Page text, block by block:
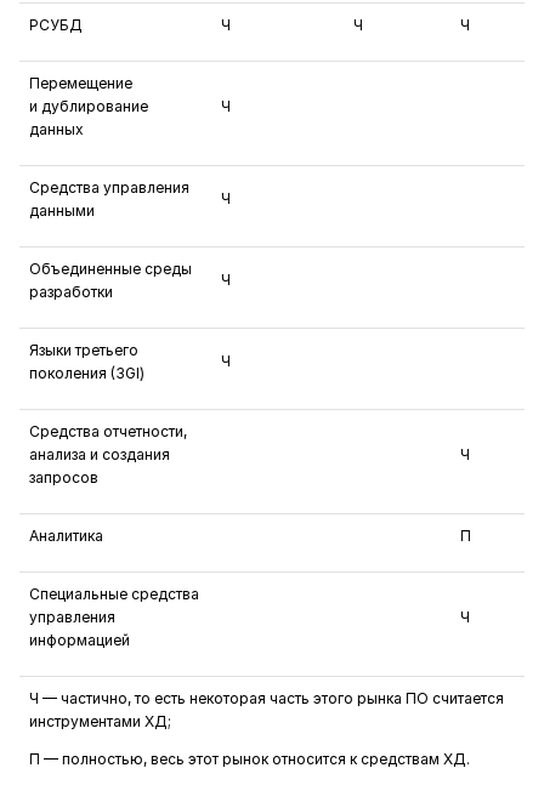
РСУБД Ч Ч Ч
Перемещение
и дублирование
данных
Ч
Средства управления
данными
Ч
Объединенные среды
разработки
Ч
Языки третьего
поколения (3Gl)
Ч
Средства отчетности,
анализа и создания
запросов
Ч
Аналитика П
Специальные средства
управления
информацией
Ч
Ч — частично, то есть некоторая часть этого рынка ПО считается
инструментами ХД;
П — полностью, весь этот рынок относится к средствам ХД.